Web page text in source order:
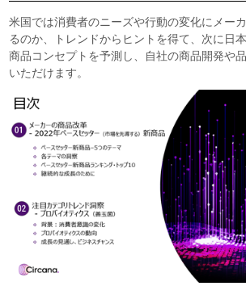
米国では消費者のニーズや行動の変化にメー
るのか、トレンドからヒントを得て、次に日
商品コンセプトを予測し、自社の商品開発や
いただけます。